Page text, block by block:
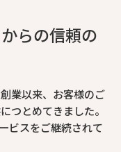
らの信頼の
業以来、お客様のご
つとめてきました。
ビスをご継続されて